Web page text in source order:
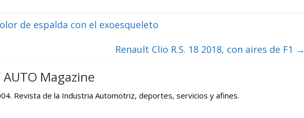
de espalda con el exoesqueleto
Renault Clio R.S. 18 2018, con aires de F1 →
Magazine
Revista de la Industria Automotriz, deportes, servicios y afines.